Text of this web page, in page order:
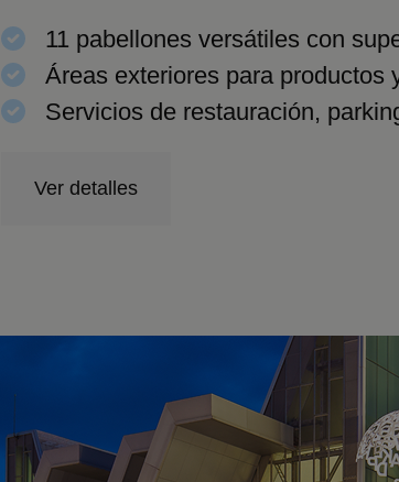
11 pabellones versátiles con
Áreas exteriores para productos
Servicios de restauración,
Ver detalles